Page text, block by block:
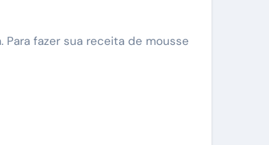
fazer sua receita de mousse